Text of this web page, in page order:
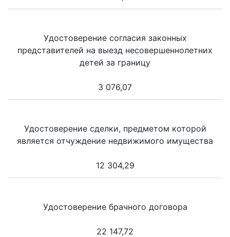
Удостоверение согласия законных
представителей на выезд несовершеннолетних
детей за границу
3 076,07
Удостоверение сделки, предметом которой
является отчуждение недвижимого имущества
12 304,29
Удостоверение брачного договора
22 147,72